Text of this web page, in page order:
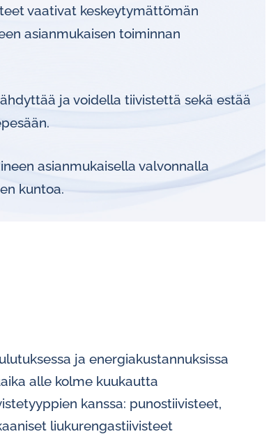
Vakiovirtaussäätimet vedelle
vaativat keskeytymättömän
asianmukaisen toiminnan
ja voidella tiivistettä sekä estää
asianmukaisella valvonnalla
kuntoa.
ja energiakustannuksissa
alle kolme kuukautta
kanssa: punostiivisteet,
liukurengastiivisteet